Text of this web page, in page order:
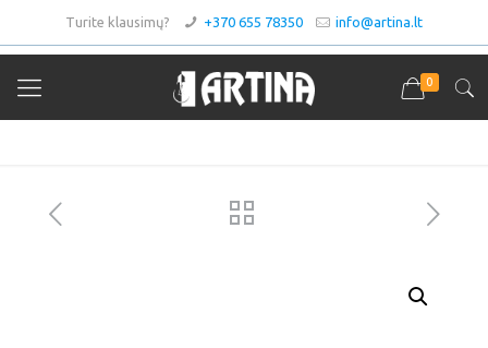
Turite klausimų? +370 655 78350 info@artina.lt
0
Asortimentas